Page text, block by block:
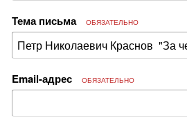
Тема письма ОБЯЗАТЕЛЬНО
Email-адрес ОБЯЗАТЕЛЬНО